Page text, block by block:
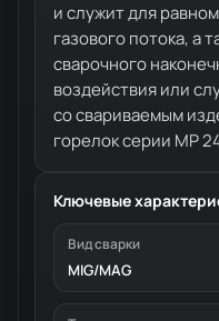
и служит для
газового потока, а
сварочного
воздействия или
со свариваемым
горелок серии MP
Ключевые
Вид сварки
MIG/MAG